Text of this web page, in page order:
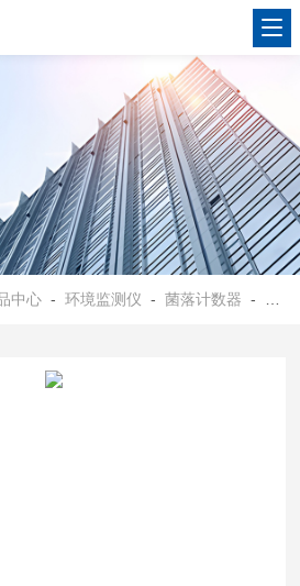
中心 -环境监测仪 -菌落计数器 - LB-JL2菌落计数器